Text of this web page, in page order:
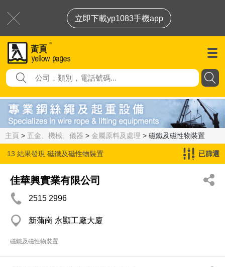
立即下載yp1083手機app
主頁 > 五金、機械、儀器 > 金屬原料及處理 > 磁鐵及磁性物裝置
13 結果發現 磁鐵及磁性物裝置 已篩選
佳華興實業有限公司
2515 2996
新蒲崗 永顯工廠大廈
磁鐵及磁性物裝置